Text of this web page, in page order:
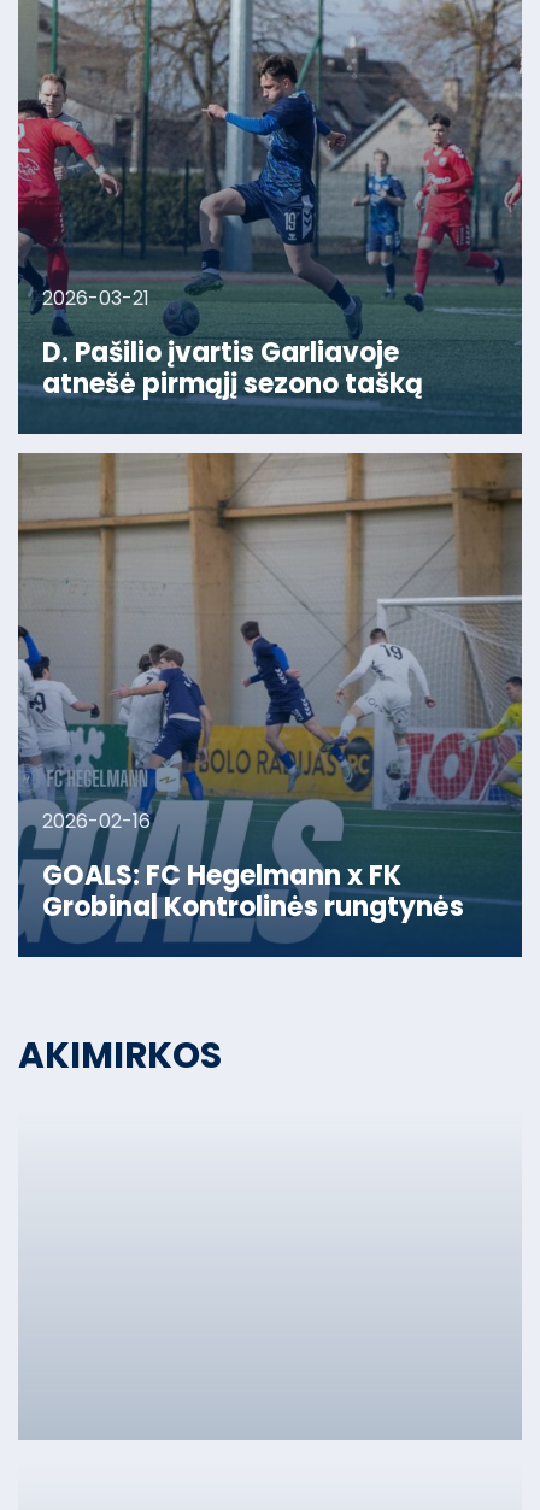
2026-03-21
D. Pašilio įvartis Garliavoje
atnešė pirmąjį sezono tašką
2026-02-16
GOALS: FC Hegelmann x FK
Grobina| Kontrolinės rungtynės
AKIMIRKOS